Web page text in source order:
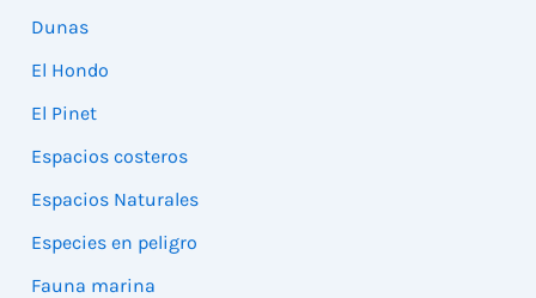
Dunas
El Hondo
El Pinet
Espacios costeros
Espacios Naturales
Especies en peligro
Fauna marina